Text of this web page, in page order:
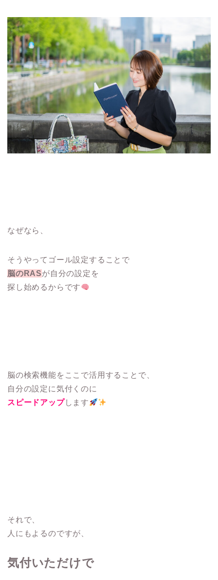
なぜなら、
そうやってゴール設定することで
脳のRASが自分の設定を
探し始めるからです
脳の検索機能をここで活用することで、
自分の設定に気付くのに
スピードアップします
それで、
人にもよるのですが、
気付いただけで